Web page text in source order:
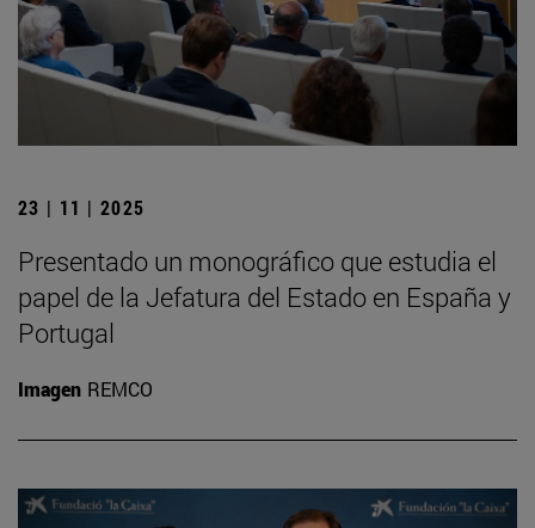
23 | 11 | 2025
Presentado un monográfico que estudia el
papel de la Jefatura del Estado en España y
Portugal
Imagen REMCO